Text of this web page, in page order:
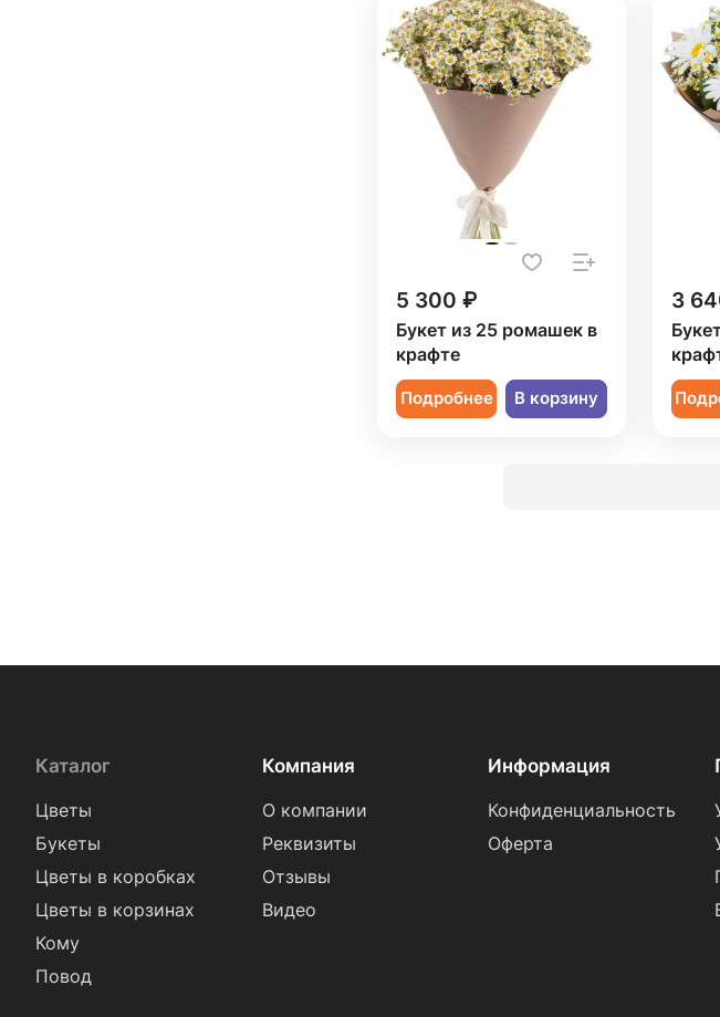
5 300 ₽
Букет из 25 ромашек в
крафте
Подробнее В корзину
3
Каталог
Цветы
Букеты
Цветы в коробках
Цветы в корзинах
Кому
Повод
Компания
О компании
Реквизиты
Отзывы
Видео
Информация
Конфиденциальность
Оферта